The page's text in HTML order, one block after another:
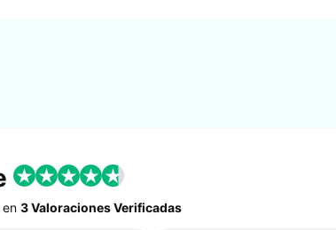
en 3 Valoraciones Verificadas